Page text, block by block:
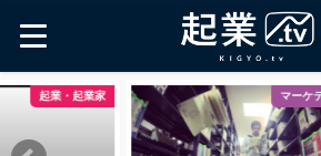
起業・起業家 マーケ